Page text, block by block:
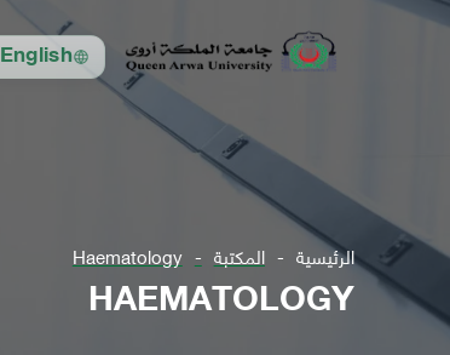
English
الرئيسية المكتبة Haematology
HAEMATOLOGY